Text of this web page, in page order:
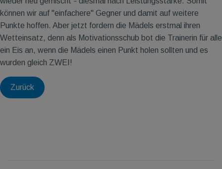
Zurück
–
können wir auf "einfachere" Gegner und damit auf weitere
Punkte hoffen. Aber jetzt fordern die Mädels erstmal ihren
Wetteinsatz, denn als Motivationsschub bot die Trainerin für alle
ein Eis an, wenn die Mädels einen Punkt holen sollten und es
wurden gleich ZWEI!